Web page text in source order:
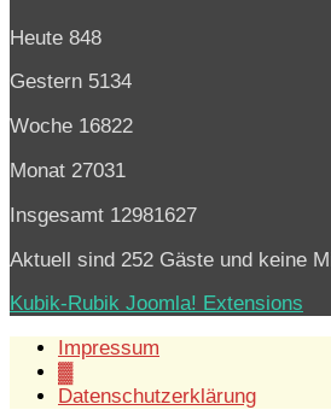
Heute 848
Gestern 5134
Woche 16822
Monat 27031
Insgesamt 12981627
Aktuell sind 252 Gäste und keine
Kubik-Rubik Joomla! Extensions
Impressum
▓
Datenschutzerklärung